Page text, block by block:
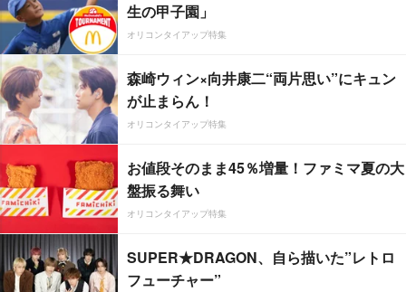
生の甲子園」
オリコンタイアップ特集
森崎ウィン×向井康二“両片思い”にキュン
が止まらん！
オリコンタイアップ特集
お値段そのまま45％増量！ファミマ夏の大
盤振る舞い
オリコンタイアップ特集
SUPER★DRAGON、自ら描いた”レトロ
フューチャー”